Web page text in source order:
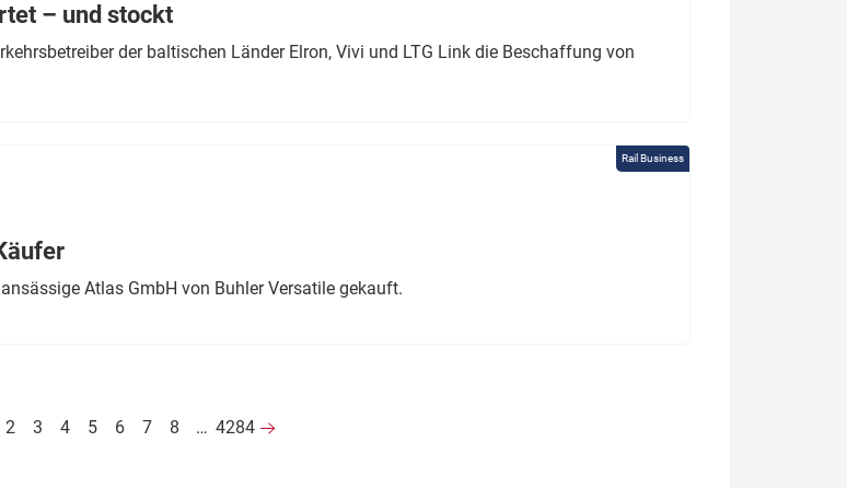
– und stockt
der baltischen Länder Elron, Vivi und LTG Link die Beschaffung von
Rail Business
Atlas GmbH von Buhler Versatile gekauft.
2 3 4 5 6 7 8 … 4284